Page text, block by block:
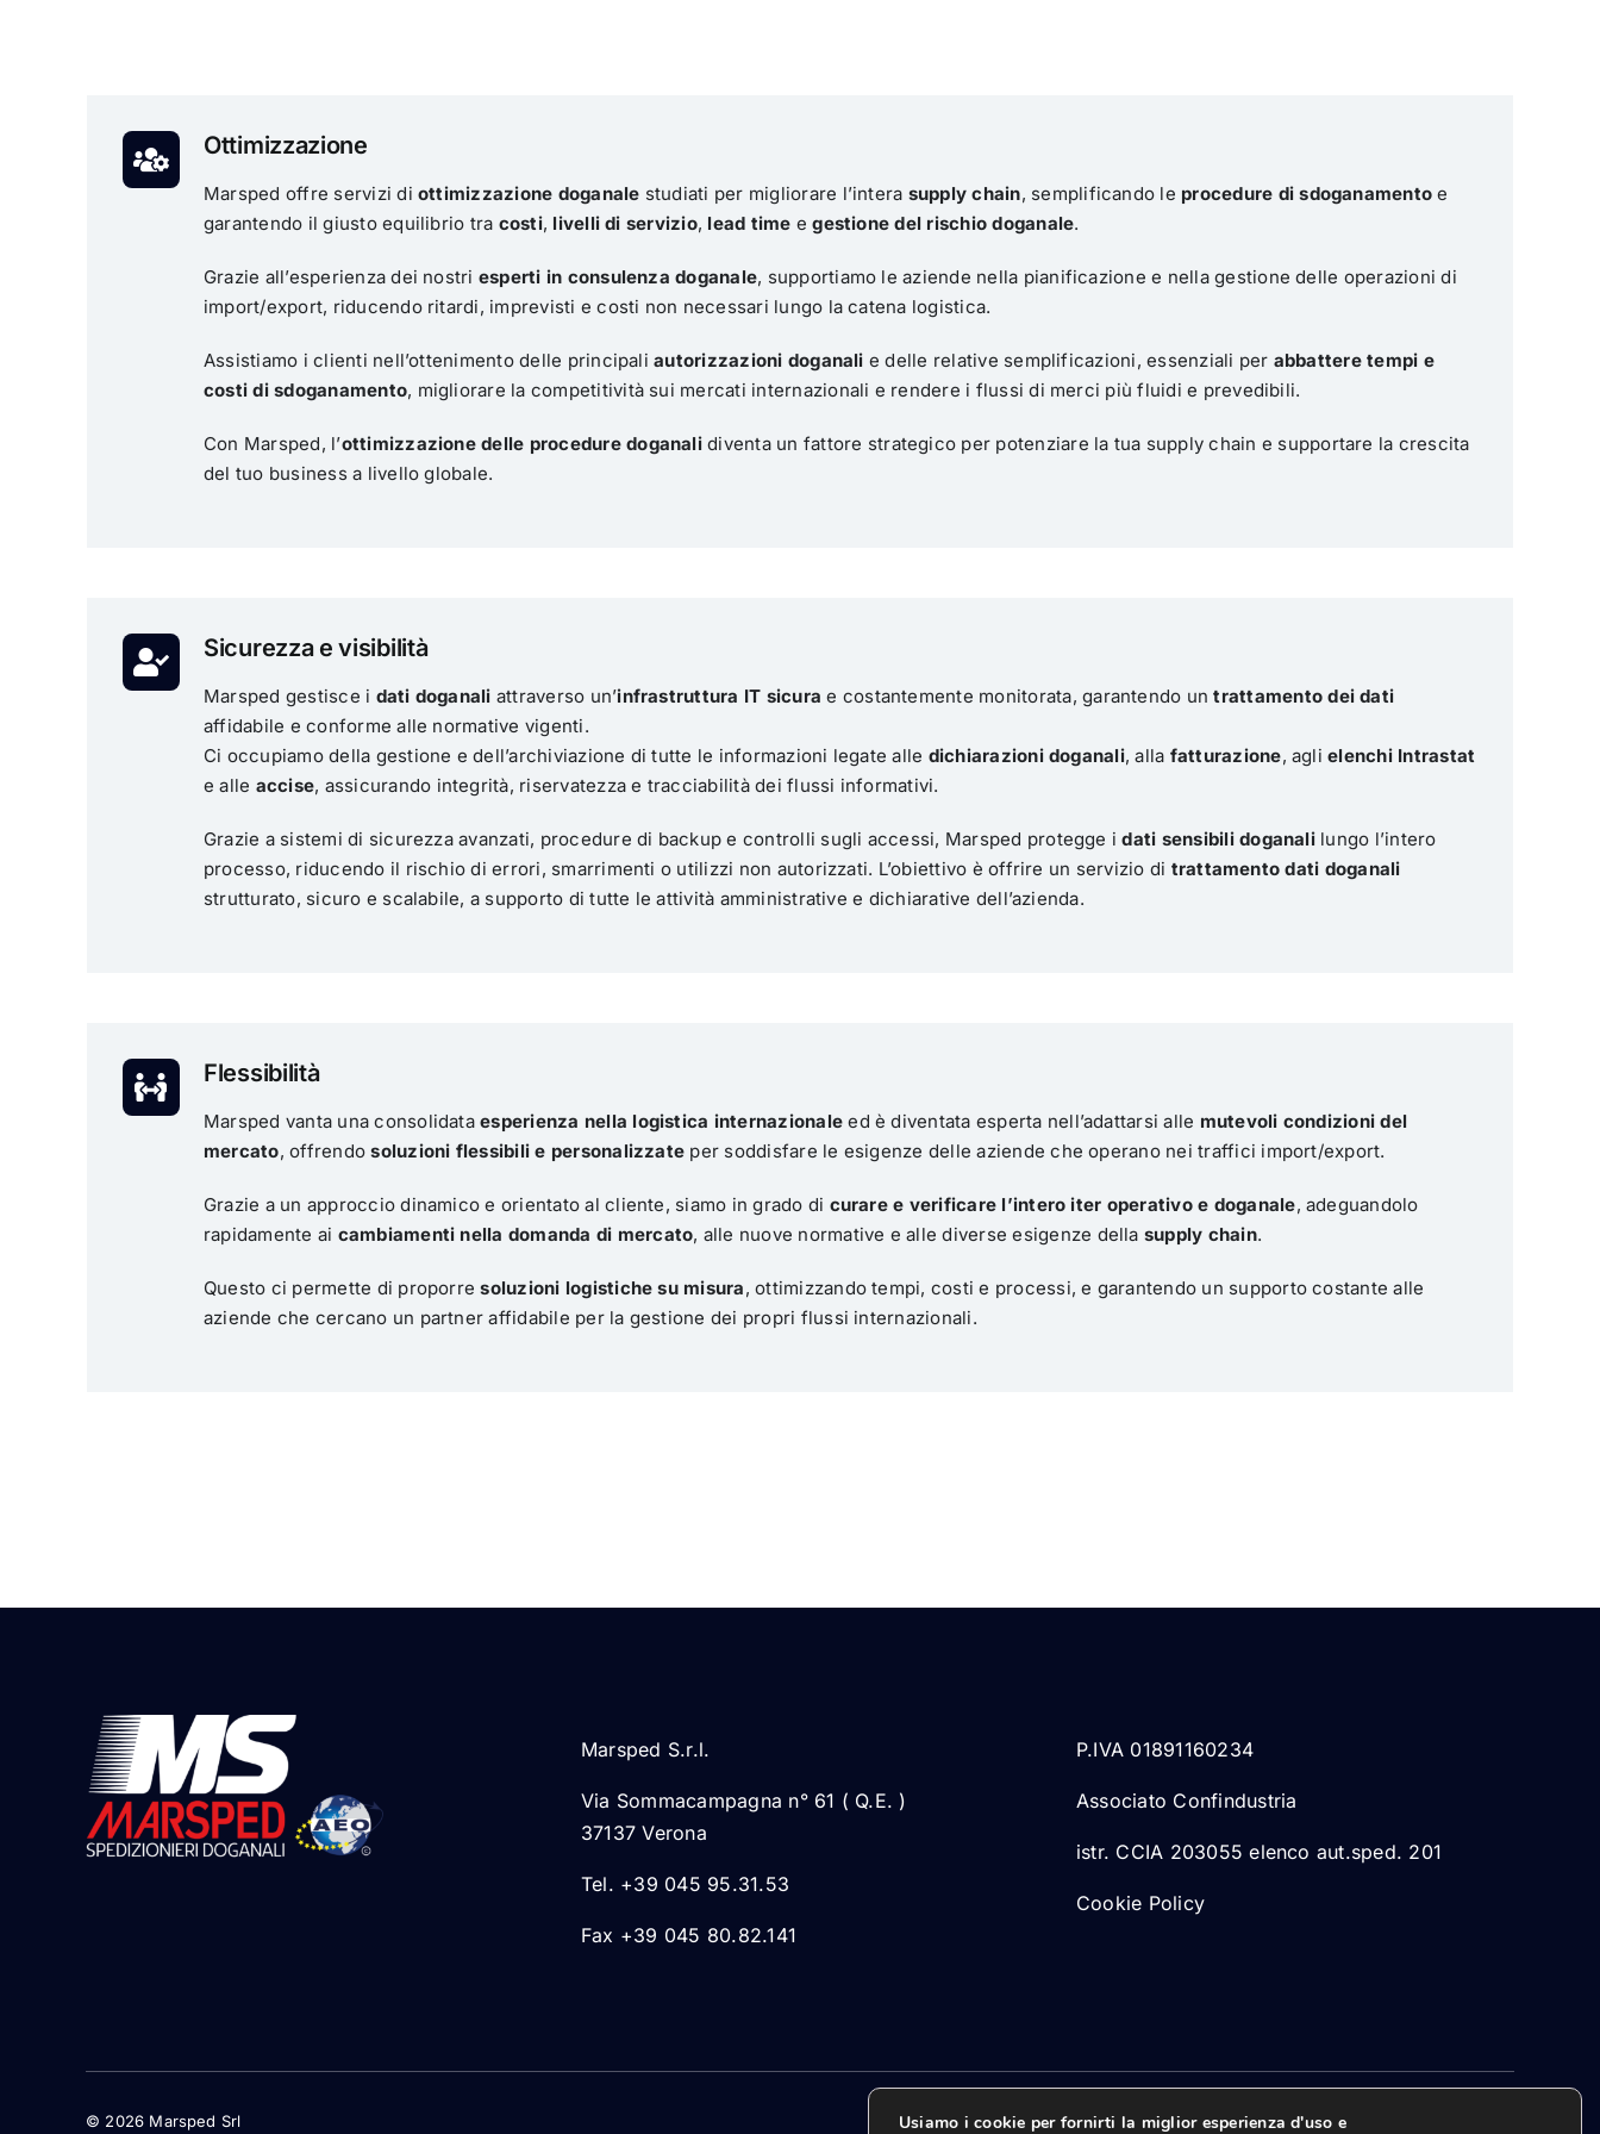
Ottimizzazione
Marsped offre servizi di ottimizzazione doganale studiati per migliorare l’intera supply chain, semplificando le procedure di sdoganamento e
garantendo il giusto equilibrio tra costi, livelli di servizio, lead time egestione del rischio doganale.
Grazie all’esperienza dei nostri esperti in consulenza doganale, supportiamo le aziende nella pianificazione e nella gestione delle operazioni di
import/export, riducendo ritardi, imprevisti e costi non necessari lungo la catena logistica.
Assistiamo i clienti nell’ottenimento delle principaliautorizzazioni doganali e delle relative semplificazioni, essenziali per abbattere tempi e
costi di sdoganamento, migliorare la competitività sui mercati internazionali e rendere i flussi di merci più fluidi e prevedibili.
Con Marsped, l’ottimizzazione delle procedure doganalidiventa un fattore strategico per potenziare la tua supply chain e supportare la crescita
del tuo business a livello globale.
Sicurezza e visibilità
Marsped gestisce i dati doganali attraverso un’infrastruttura IT sicura e costantemente monitorata, garantendo untrattamento dei dati
affidabile e conforme alle normative vigenti.
Ci occupiamo della gestione e dell’archiviazione di tutte le informazioni legate alle dichiarazioni doganali, alla fatturazione, aglielenchi Intrastat
e alle accise, assicurando integrità, riservatezza e tracciabilità dei flussi informativi.
Grazie a sistemi di sicurezza avanzati, procedure di backup e controlli sugli accessi, Marsped protegge idati sensibili doganalilungo l’intero
processo, riducendo il rischio di errori, smarrimenti o utilizzi non autorizzati. L’obiettivo è offrire un servizio di trattamento dati doganali
strutturato, sicuro e scalabile, a supporto di tutte le attività amministrative e dichiarative dell’azienda.
Flessibilità
Marsped vanta una consolidataesperienza nella logistica internazionale ed è diventata esperta nell’adattarsi alle mutevoli condizioni del
mercato, offrendosoluzioni flessibili e personalizzate per soddisfare le esigenze delle aziende che operano nei traffici import/export.
Grazie a un approccio dinamico e orientato al cliente, siamo in grado di curare e verificare l’intero iter operativo e doganale, adeguandolo
rapidamente ai cambiamenti nella domanda di mercato, alle nuove normative e alle diverse esigenze della supply chain.
Questo ci permette di proporresoluzioni logistiche su misura, ottimizzando tempi, costi e processi, e garantendo un supporto costante alle
aziende che cercano un partner affidabile per la gestione dei propri flussi internazionali.
Marsped S.r.l.
Via Sommacampagna n° 61 ( Q.E. )
37137 Verona
Tel. +39 045 95.31.53
Fax +39 045 80.82.141
P.IVA 01891160234
Associato Confindustria
istr. CCIA 203055 elenco aut.sped. 201
Cookie Policy
© 2026 Marsped Srl
Usiamo i cookie per fornirti la miglior esperienza d'uso e